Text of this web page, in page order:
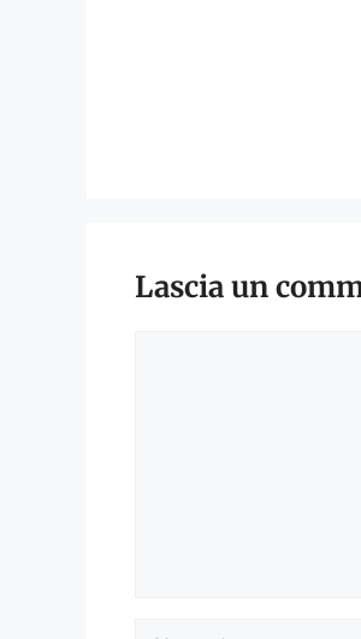
Lascia un
Nome